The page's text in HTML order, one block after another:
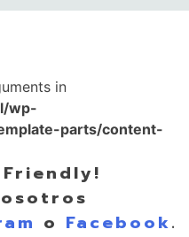
in
wp-
parts/content-
o Facebook.